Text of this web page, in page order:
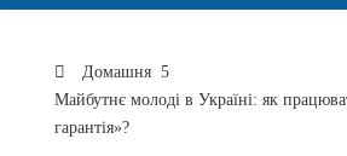
Домашня
Майбутнє молоді в Україні: як
гарантія»?